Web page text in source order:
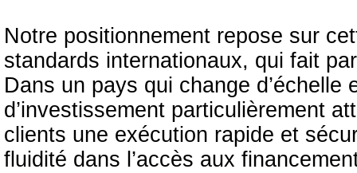
Notre positionnement repose sur
standards internationaux, qui fait
Dans un pays qui change d’échelle
d’investissement particulièrement
clients une exécution rapide et
fluidité dans l’accès aux